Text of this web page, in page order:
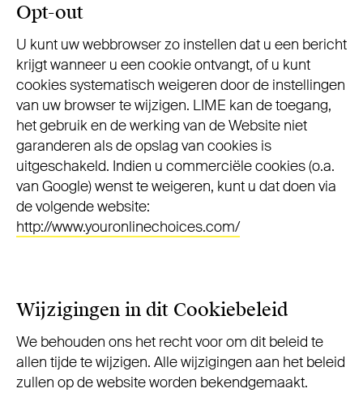
Opt-out
U kunt uw webbrowser zo instellen dat u een bericht
krijgt wanneer u een cookie ontvangt, of u kunt
cookies systematisch weigeren door de instellingen
van uw browser te wijzigen. LIME kan de toegang,
het gebruik en de werking van de Website niet
garanderen als de opslag van cookies is
uitgeschakeld. Indien u commerciële cookies (o.a.
van Google) wenst te weigeren, kunt u dat doen via
de volgende website:
http://www.youronlinechoices.com/
Wijzigingen in dit Cookiebeleid
We behouden ons het recht voor om dit beleid te
allen tijde te wijzigen. Alle wijzigingen aan het beleid
zullen op de website worden bekendgemaakt.